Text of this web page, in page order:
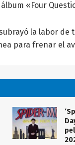
«Four
la labor
para frenar el